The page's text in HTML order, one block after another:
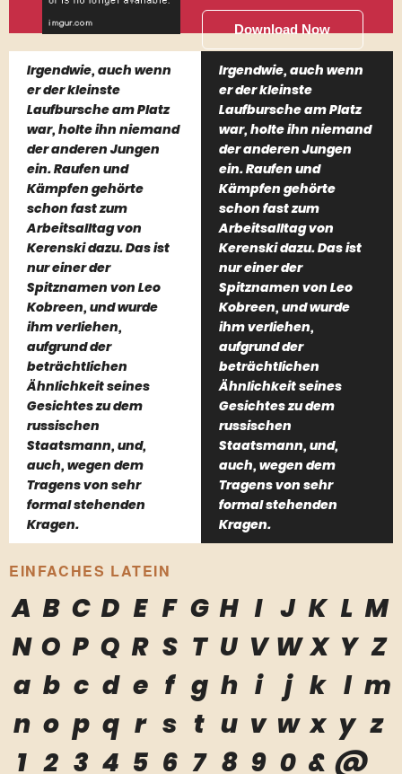
Download Now
Irgendwie, auch wenn
er der kleinste
Laufbursche am Platz
war, holte ihn niemand
der anderen Jungen
ein. Raufen und
Kämpfen gehörte
schon fast zum
Arbeitsalltag von
Kerenski dazu. Das ist
nur einer der
Spitznamen von Leo
Kobreen, und wurde
ihm verliehen,
aufgrund der
beträchtlichen
Ähnlichkeit seines
Gesichtes zu dem
russischen
Staatsmann, und,
auch, wegen dem
Tragens von sehr
formal stehenden
Kragen.
Irgendwie, auch wenn
er der kleinste
Laufbursche am Platz
war, holte ihn niemand
der anderen Jungen
ein. Raufen und
Kämpfen gehörte
schon fast zum
Arbeitsalltag von
Kerenski dazu. Das ist
nur einer der
Spitznamen von Leo
Kobreen, und wurde
ihm verliehen,
aufgrund der
beträchtlichen
Ähnlichkeit seines
Gesichtes zu dem
russischen
Staatsmann, und,
auch, wegen dem
Tragens von sehr
formal stehenden
Kragen.
EINFACHES LATEIN
A B C D E F G H I J K L M
N O P Q R S T U V W X Y Z
a b c d e f g h i j k l m
n o p q r s t u v w x y z
1 2 3 4 5 6 7 8 9 0 & @